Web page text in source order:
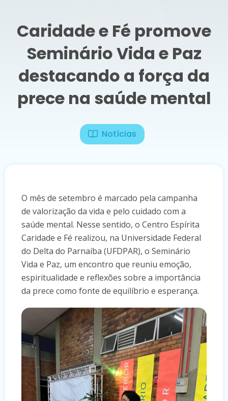
Caridade e Fé promove
Seminário Vida e Paz
destacando a força da
prece na saúde mental
Notícias
O mês de setembro é marcado pela campanha
de valorização da vida e pelo cuidado com a
saúde mental. Nesse sentido, o Centro Espírita
Caridade e Fé realizou, na Universidade Federal
do Delta do Parnaíba (UFDPAR), o Seminário
Vida e Paz, um encontro que reuniu emoção,
espiritualidade e reflexões sobre a importância
da prece como fonte de equilíbrio e esperança.